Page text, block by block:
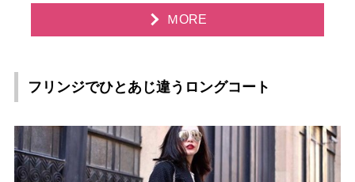
ＭORE
フリンジでひとあじ違うロングコート